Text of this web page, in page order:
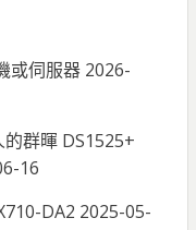
或伺服器 2026-
群暉 DS1525+
16
DA2 2025-05-